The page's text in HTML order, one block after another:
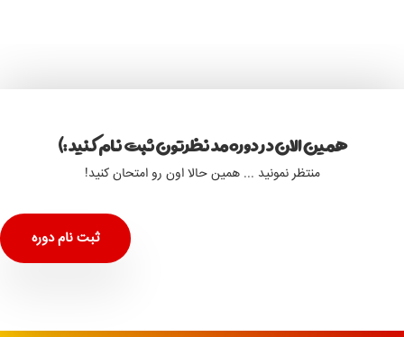
همین الان در دوره مد نظرتون ثبت نام کنید :)
منتظر نمونید ... همین حالا اون رو امتحان کنید!
ثبت نام دوره